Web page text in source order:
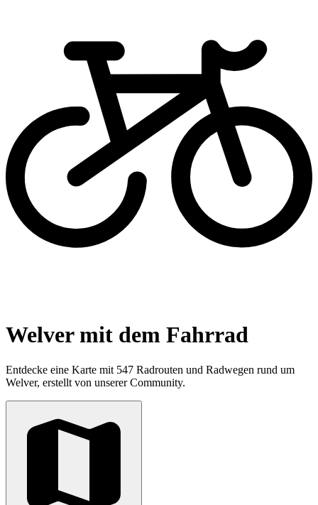
Welver mit dem Fahrrad
Entdecke eine Karte mit 547 Radrouten und Radwegen rund um
Welver, erstellt von unserer Community.